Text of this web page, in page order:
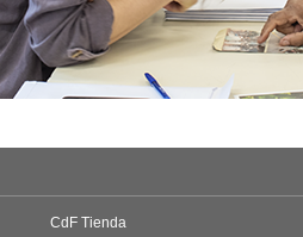
CdF Tienda